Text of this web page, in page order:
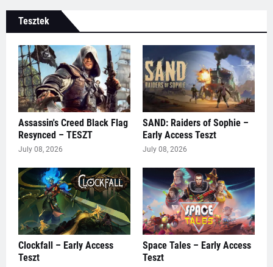
Tesztek
Assassin's Creed Black Flag
Resynced – TESZT
July 08, 2026
SAND: Raiders of Sophie –
Early Access Teszt
July 08, 2026
Clockfall – Early Access
Teszt
Space Tales – Early Access
Teszt